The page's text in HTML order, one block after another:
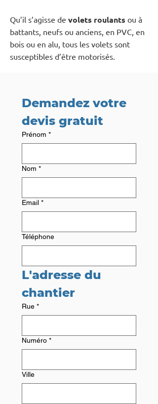
Qu’il s’agisse de volets roulants ou à
battants, neufs ou anciens, en PVC, en
bois ou en alu, tous les volets sont
susceptibles d’être motorisés.
Demandez votre
devis gratuit
Prénom *
Nom *
Email *
Téléphone
L'adresse du
chantier
Rue *
Numéro *
Ville